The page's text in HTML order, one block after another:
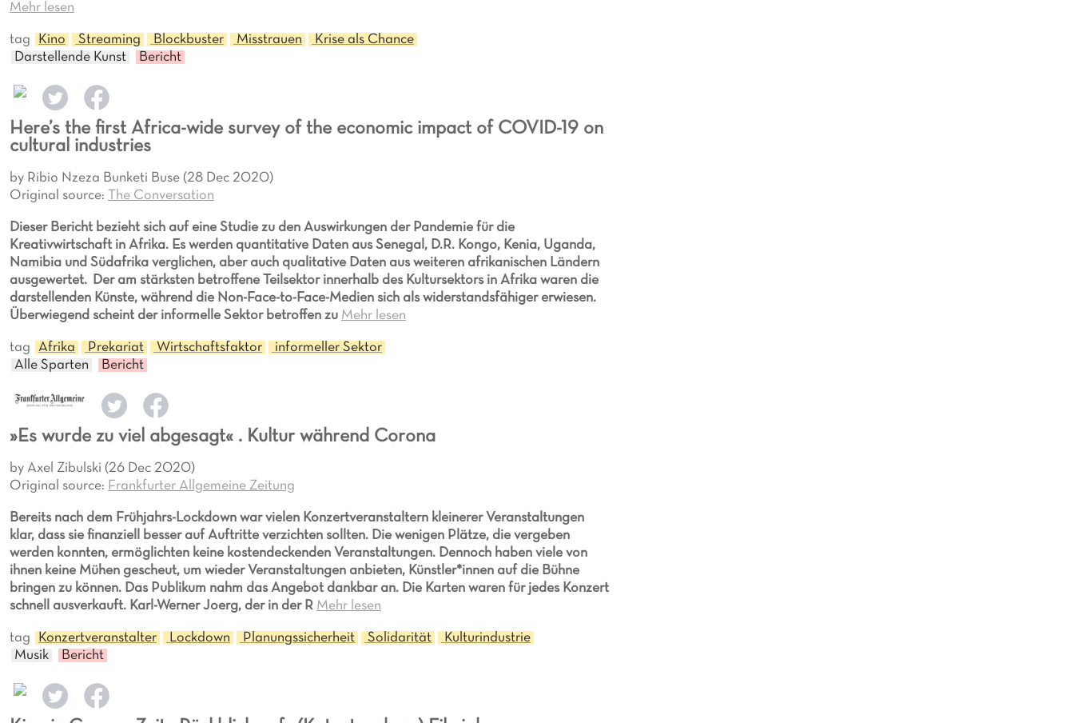
Mehr lesen
tag Kino Streaming Blockbuster Misstrauen
Krise als Chance
Darstellende Kunst
Bericht
Here’s the first Africa-wide survey of the economic impact of COVID-19 on
cultural industries
by Ribio Nzeza Bunketi Buse (28 Dec 2020)
Original source:
The Conversation
Dieser Bericht bezieht sich auf eine Studie zu den Auswirkungen der Pandemie für die
Kreativwirtschaft in Afrika. Es werden quantitative Daten aus Senegal, D.R. Kongo, Kenia, Uganda,
Namibia und Südafrika verglichen, aber auch qualitative Daten aus weiteren afrikanischen Ländern
ausgewertet. Der am stärksten betroffene Teilsektor innerhalb des Kultursektors in Afrika waren die
darstellenden Künste, während die Non-Face-to-Face-Medien sich als widerstandsfähiger erwiesen.
Überwiegend scheint der informelle Sektor betroffen zu Mehr lesen
tag Afrika Prekariat Wirtschaftsfaktor
informeller Sektor
Alle Sparten
Bericht
»Es wurde zu viel abgesagt« . Kultur während Corona
by Axel Zibulski (26 Dec 2020)
Original source: Frankfurter Allgemeine Zeitung
Bereits nach dem Frühjahrs-Lockdown war vielen Konzertveranstaltern kleinerer Veranstaltungen
klar, dass sie finanziell besser auf Auftritte verzichten sollten. Die wenigen Plätze, die vergeben
werden konnten, ermöglichten keine kostendeckenden Veranstaltungen. Dennoch haben viele von
ihnen keine Mühen gescheut, um wieder Veranstaltungen anbieten, Künstler*innen auf die Bühne
bringen zu können. Das Publikum nahm das Angebot dankbar an. Die Karten waren für jedes Konzert
schnell ausverkauft. Karl-Werner Joerg, der in der R Mehr lesen
tag Konzertveranstalter Lockdown Planungssicherheit Solidarität
Kulturindustrie
Musik
Bericht